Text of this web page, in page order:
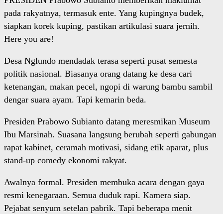
pada rakyatnya, termasuk ente. Yang kupingnya budek,
siapkan korek kuping, pastikan artikulasi suara jernih.
Here you are!
Desa Nglundo mendadak terasa seperti pusat semesta
politik nasional. Biasanya orang datang ke desa cari
ketenangan, makan pecel, ngopi di warung bambu sambil
dengar suara ayam. Tapi kemarin beda.
Presiden Prabowo Subianto datang meresmikan Museum
Ibu Marsinah. Suasana langsung berubah seperti gabungan
rapat kabinet, ceramah motivasi, sidang etik aparat, plus
stand-up comedy ekonomi rakyat.
Awalnya formal. Presiden membuka acara dengan gaya
resmi kenegaraan. Semua duduk rapi. Kamera siap.
Pejabat senyum setelan pabrik. Tapi beberapa menit